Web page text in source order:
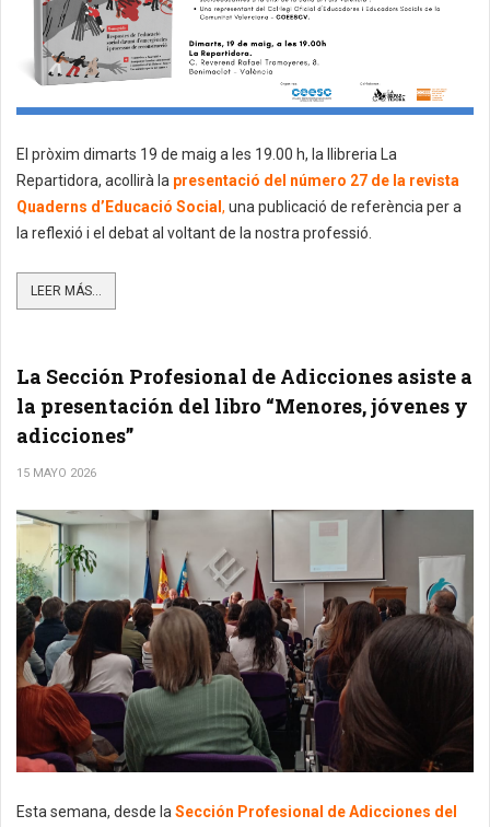
El pròxim dimarts 19 de maig a les 19.00 h, la llibreria La
Repartidora, acollirà la presentació del número 27 de la revista
Quaderns d’Educació Social , una publicació de referència per a
la reflexió i el debat al voltant de la nostra professió.
LEER MÁS...
La Sección Profesional de Adicciones asiste a
la presentación del libro “Menores, jóvenes y
adicciones”
15 MAYO 2026
Esta semana, desde la Sección Profesional de Adicciones del